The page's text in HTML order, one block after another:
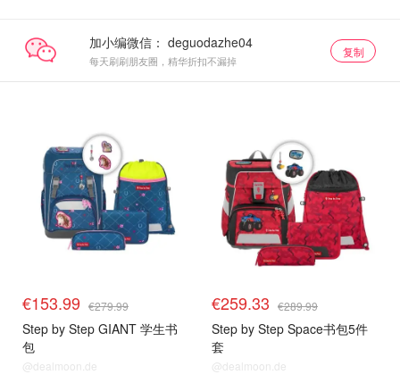
加小编微信：
每天刷刷朋友圈，精华折扣不漏掉
复制
€153.99 €279.99
Step by Step GIANT 学生书
包
@dealmoon.de
€259.33 €289.99
Step by Step Space书包5件
套
@dealmoon.de